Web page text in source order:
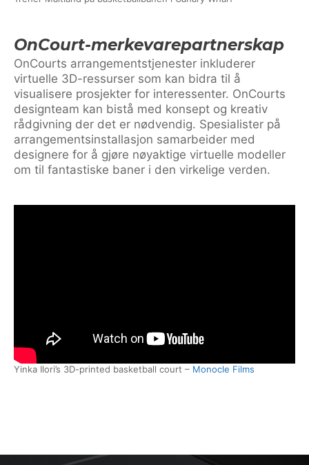
OnCourt-merkevarepartnerskap
OnCourts arrangementstjenester inkluderer
virtuelle 3D-ressurser som kan bidra til å
visualisere prosjekter for interessenter. OnCourts
designteam kan bistå med konsept og kreativ
rådgivning der det er nødvendig. Spesialister på
arrangementsinstallasjon samarbeider med
designere for å gjøre nøyaktige virtuelle modeller
om til fantastiske baner i den virkelige verden.
Yinka Ilori’s 3D-printed basketball court – Monocle Films